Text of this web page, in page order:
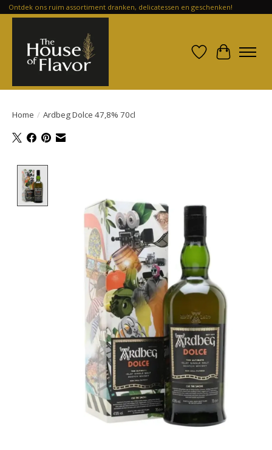
Ontdek ons ruim assortiment dranken, delicatessen en geschenken!
Verlanglijst
Home / Ardbeg Dolce 47,8% 70cl